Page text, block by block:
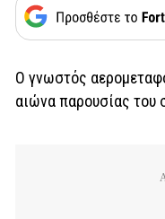
Ο γνωστός
αιώνα παρουσίας του